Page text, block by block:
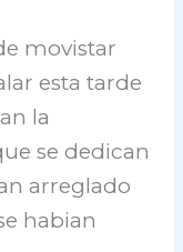
movistar
esta tarde
la
se dedican
arreglado
habian